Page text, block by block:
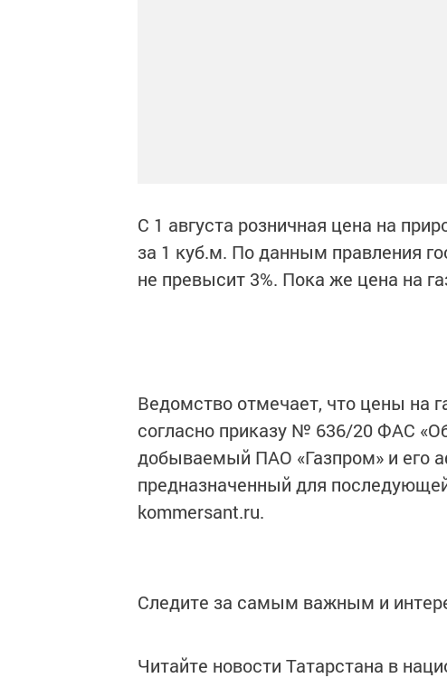
С 1 августа розничная цена на
за 1 куб.м. По данным правления
не превысит 3%. Пока же цена на
Ведомство отмечает, что цены на
согласно приказу № 636/20 ФАС
добываемый ПАО «Газпром» и его
предназначенный для
kommersant.ru.
Следите за самым важным и
Читайте новости Татарстана в